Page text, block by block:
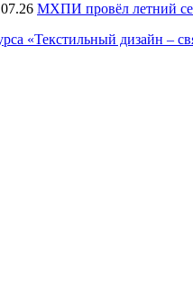
МХПИ провёл летний
«Текстильный дизайн –